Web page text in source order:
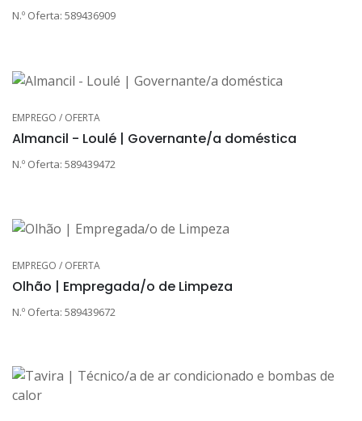
N.º Oferta: 589436909
EMPREGO / OFERTA
Almancil - Loulé | Governante/a doméstica
N.º Oferta: 589439472
EMPREGO / OFERTA
Olhão | Empregada/o de Limpeza
N.º Oferta: 589439672